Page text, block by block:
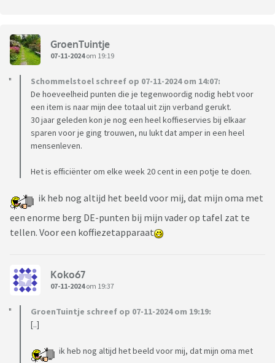
GroenTuintje
07-11-2024om 19:19
Schommelstoel schreef op 07-11-2024 om 14:07:
De hoeveelheid punten die je tegenwoordig nodig hebt voor
een item is naar mijn dee totaal uit zijn verband gerukt.
30 jaar geleden kon je nog een heel koffieservies bij elkaar
sparen voor je ging trouwen, nu lukt dat amper in een heel
mensenleven.
Het is efficiënter om elke week 20 cent in een potje te doen.
ik heb nog altijd het beeld voor mij, dat mijn oma met
een enorme berg DE-punten bij mijn vader op tafel zat te
tellen. Voor een koffiezetapparaat
Koko67
07-11-2024om 19:37
GroenTuintje schreef op 07-11-2024 om 19:19:
[..]
ik heb nog altijd het beeld voor mij, dat mijn oma met